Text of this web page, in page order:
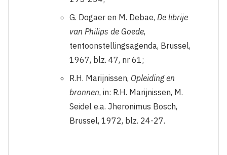
G. Dogaer en M. Debae, De librije
van Philips de Goede,
tentoonstellingsagenda, Brussel,
1967, blz. 47, nr 61;
R.H. Marijnissen, Opleiding en
bronnen, in: R.H. Marijnissen, M.
Seidel e.a. Jheronimus Bosch,
Brussel, 1972, blz. 24-27.